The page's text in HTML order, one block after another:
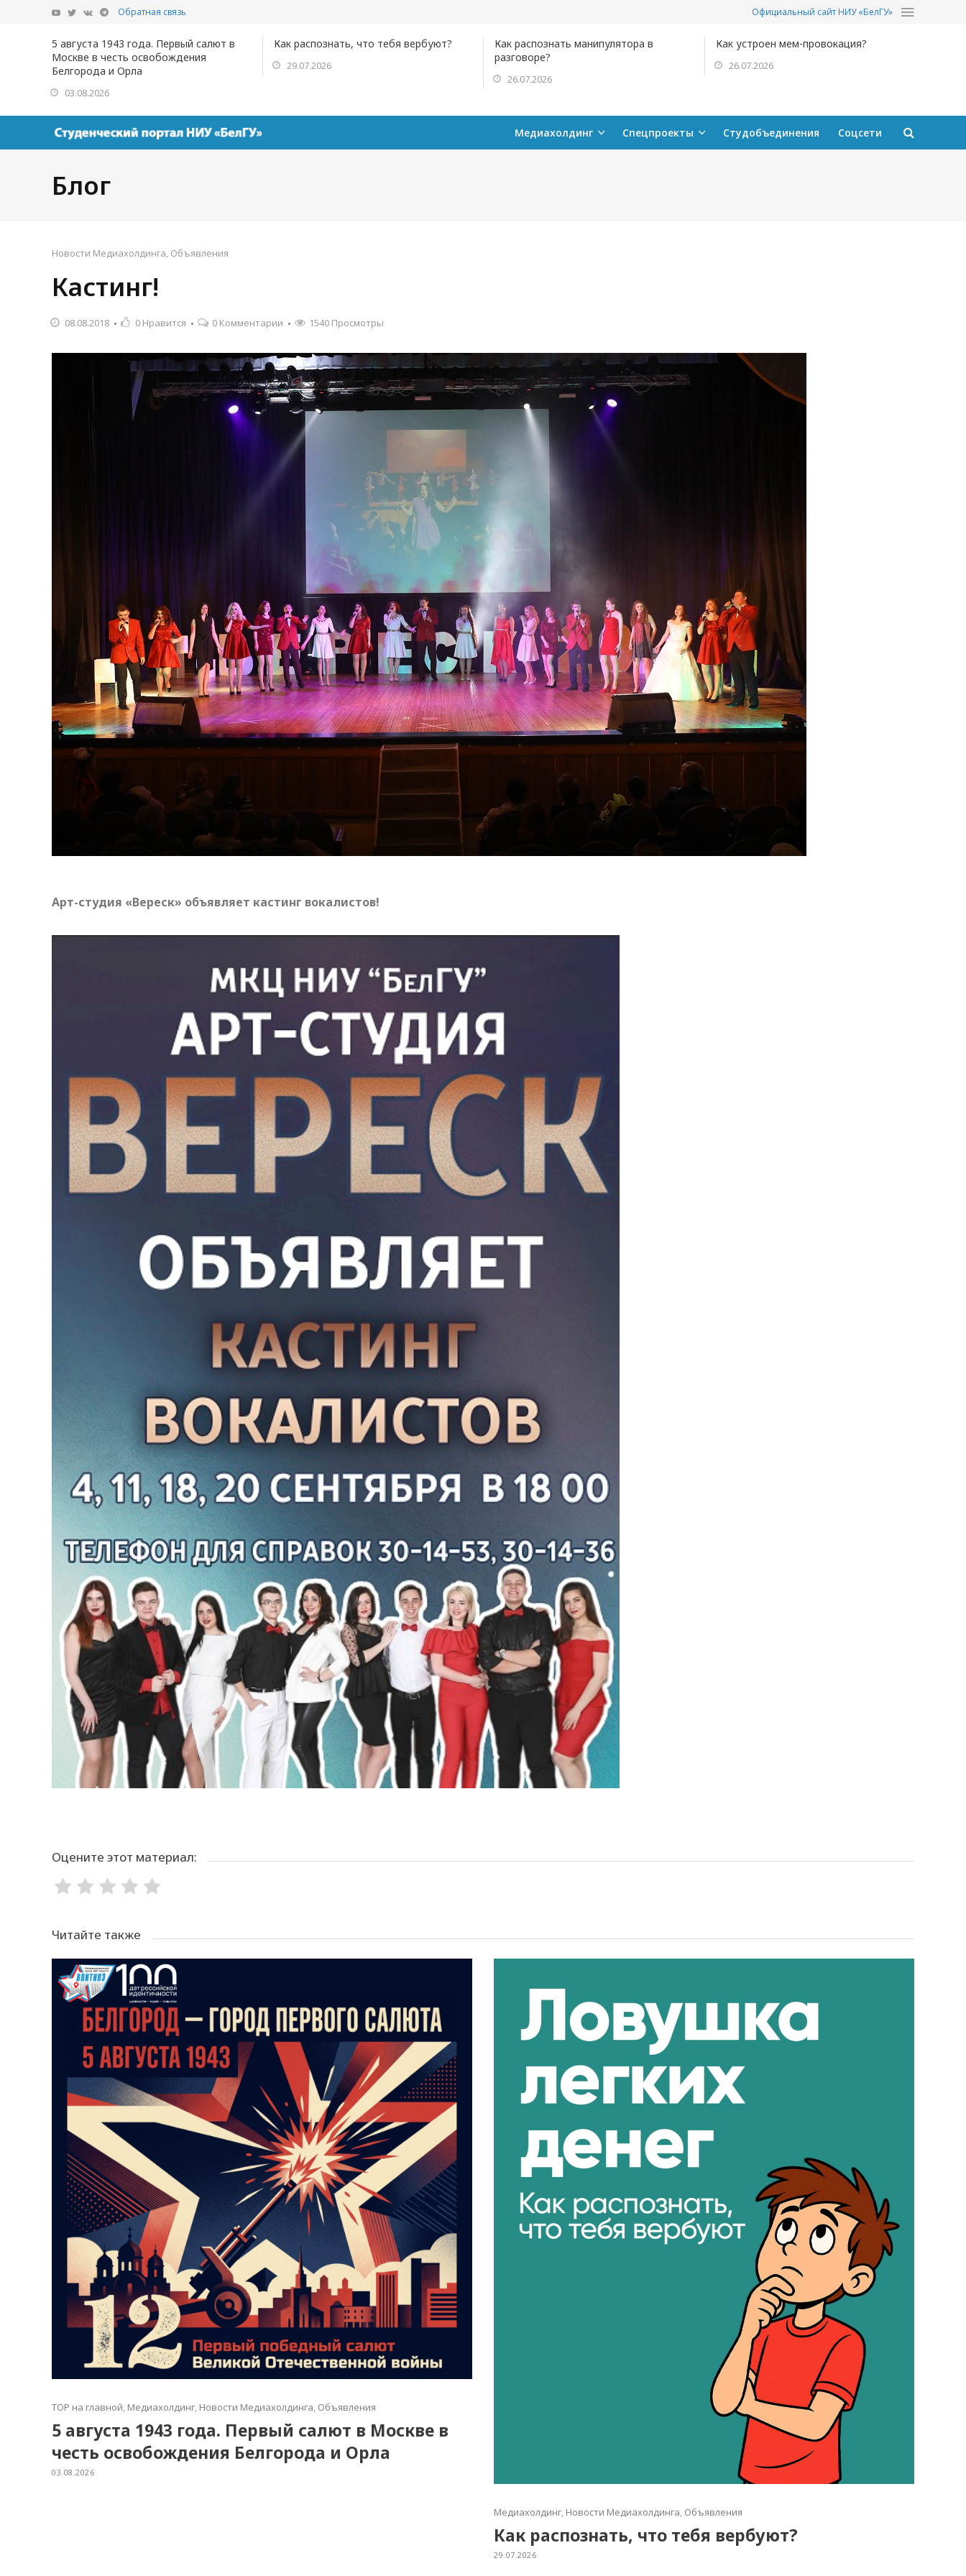
Обратная связь Официальный сайт НИУ «БелГУ»
5 августа 1943 года. Первый салют в
Москве в честь освобождения
Белгорода и Орла
03.08.2026
Как распознать, что тебя вербуют?
29.07.2026
Как распознать манипулятора в
разговоре?
26.07.2026
Как устроен мем-провокация?
26.07.2026
Медиахолдинг Спецпроекты Студобъединения Соцсети
Блог
Новости Медиахолдинга, Объявления
Кастинг!
08.08.2018 0 Нравится 0 Комментарии 1540 Просмотры
Арт-студия «Вереск» объявляет кастинг вокалистов!
Оцените этот материал:
Читайте также
TOP на главной, Медиахолдинг, Новости Медиахолдинга, Объявления
5 августа 1943 года. Первый салют в Москве в
честь освобождения Белгорода и Орла
03.08.2026
Медиахолдинг, Новости Медиахолдинга, Объявления
Как распознать, что тебя вербуют?
29.07.2026